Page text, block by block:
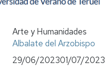
Arte y Humanidades
Albalate del Arzobispo
29/06/202301/07/2023